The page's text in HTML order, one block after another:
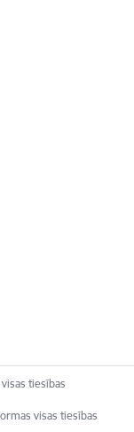
tiesības
visas tiesības